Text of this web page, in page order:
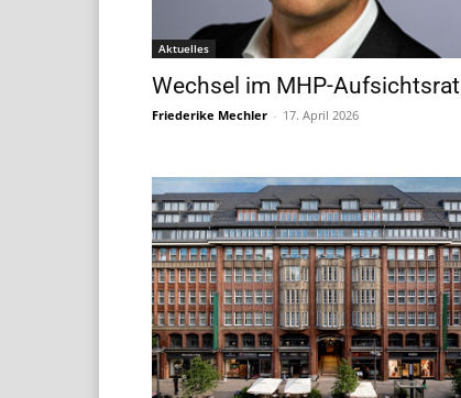
Aktuelles
Wechsel im MHP-Aufsichtsrat
Friederike Mechler - 17. April 2026